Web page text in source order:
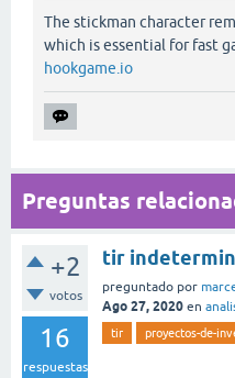
The stickman character
which is essential for fast
hookgame.io
Preguntas
+2
votos
16
respuestas
tir
preguntado por
Ago 27, 2020 en
tir proyectos-de-